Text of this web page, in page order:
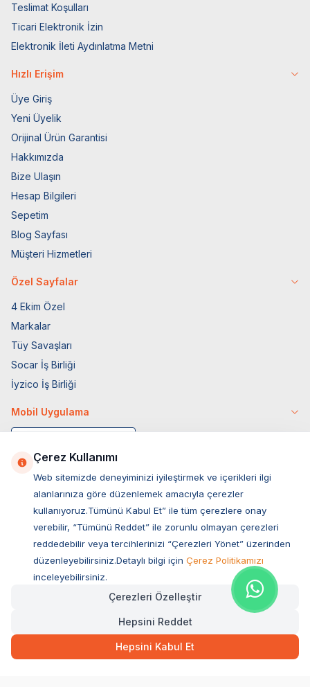
399,00TL Hızlı Teslimat
SEPETE EKLE
Teslimat Koşulları
Ticari Elektronik İzin
Elektronik İleti Aydınlatma Metni
Hızlı Erişim
Üye Giriş
Yeni Üyelik
Orijinal Ürün Garantisi
Hakkımızda
Bize Ulaşın
Hesap Bilgileri
Sepetim
Blog Sayfası
Müşteri Hizmetleri
Özel Sayfalar
4 Ekim Özel
Markalar
Tüy Savaşları
Socar İş Birliği
İyzico İş Birliği
Mobil Uygulama
Müşteri Hizmetleri
Sıkça Sorulan Sorular
Ovacık Mah. Hacıoğlu Sok. No:13 Başiskele / KOCAELİ
Müşteri Destek Hattı
Çerez Kullanımı
Web sitemizde deneyiminizi iyileştirmek ve içerikleri ilgi
alanlarınıza göre düzenlemek amacıyla çerezler
kullanıyoruz.Tümünü Kabul Et” ile tüm çerezlere onay
verebilir, “Tümünü Reddet” ile zorunlu olmayan çerezleri
reddedebilir veya tercihlerinizi “Çerezleri Yönet” üzerinden
düzenleyebilirsiniz.Detaylı bilgi için Çerez Politikamızı
inceleyebilirsiniz.
Çerezleri Özelleştir
Hepsini Reddet
Hepsini Kabul Et